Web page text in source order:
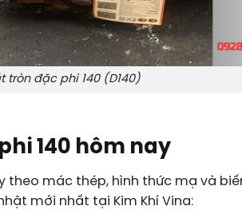
tròn đặc phi 140 (D140)
140 hôm nay
theo mác thép, hình thức mạ và
mới nhất tại Kim Khí Vina: